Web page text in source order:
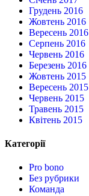
Грудень 2016
Жовтень 2016
Вересень 2016
Серпень 2016
Червень 2016
Березень 2016
Жовтень 2015
Вересень 2015
Червень 2015
Травень 2015
Квітень 2015
Категорії
Pro bono
Без рубрики
Команда